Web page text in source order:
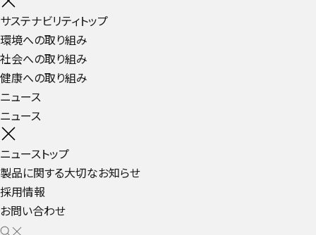
サステナビリティトップ
環境への取り組み
社会への取り組み
健康への取り組み
ニュース
ニュース
ニューストップ
製品に関する大切なお知らせ
採用情報
お問い合わせ